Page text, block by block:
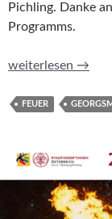
Pichling. Danke
Programms.
Georgsmesse
weiterlesen →
FEUER